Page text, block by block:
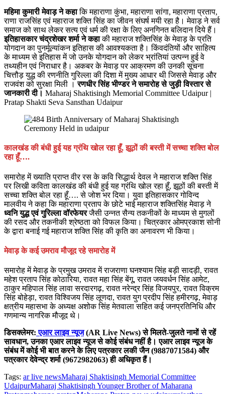
महिमा कुमारी मेवाड़ ने कहाकि महाराणा कुंभा, महाराणा सांगा, महाराणा प्रताप,
राणा राजसिंह एवं महाराज शक्ति सिंह का जीवन संघर्ष मयी रहा है। मेवाड़ ने सर्व
समाज को साथ लेकर सत्य एवं धर्म की रक्षा के लिए अनगिनत बलिदान दिये हैं।
इतिहासकार चंद्रशेखर शर्मा ने कहाकी महाराज शक्तिसिंह के मेवाड़ के प्रति
योगदान का पुनर्मूल्यांकन इतिहास की आवश्यकता है। किंवदंतियों और साहित्य
के माध्यम से इतिहास में जो उनके योगदान को लेकर भ्रांतियां उत्पन्न हुई वे
तथ्यहीन एवं निराधार है। अकबर के मेवाड़ पर आक्रमण की उनकी सूचना
चित्तौड़ युद्ध की रणनीति गुरिल्ला की दिशा में मुख्य आधार थी जिससे मेवाड़ और
राजवंश को सुरक्षा मिली ।रणधीर सिंह भीण्डर ने समारोह से जुड़ी विस्तार से
जानकारी दी। Maharaj Shaktisingh Memorial Committee Udaipur |
Pratap Shakti Seva Sansthan Udaipur
कालखंड की बंधी हुई यह ग्रंथि खोल रहा हूँ, झूठों की बस्ती में सच्चा शक्ति बोल
रहा हूँ….
समारोह में ख्याति प्राप्त वीर रस के कवि सिद्धार्थ देवल ने महाराज शक्ति सिंह
पर लिखी कविता कालखंड की बंधी हुई यह ग्रंथि खोल रहा हूँ, झूठों की बस्ती में
सच्चा शक्ति बोल रहा हूँ…. से जोश भर दिया। युवा इतिहासकार गोविन्द
मालवीय ने कहा कि महाराणा प्रताप के छोटे भाई महाराज शक्तिसिंह मेवाड़ ने
ध्वनि युद्ध एवं गुरिल्ला वॉरफेयरजैसी उन्नत सैन्य तकनीकों के माध्यम से मुगलों
की रसद और तकनीकी श्रेष्ठता को विफल किया। चित्रकार ओमप्रकाश सोनी
के द्वारा बनाई गई महाराज शक्ति सिंह की कृति का अनावरण भी किया।
मेवाड़ के कई उमराव मौजूद रहे समारोह में
समारोह में मेवाड़ के प्रमुख उमराव में राजराणा घनश्याम सिंह बड़ी सादड़ी, रावत
महेश प्रताप सिंह कोठारिया, रावत महा सिंह बेंगू, रावत जयवर्धन सिंह आमेट,
ठाकुर महिपाल सिंह लावा सरदारगढ़, रावत नरेन्द्र सिंह विजयपुर, रावत विक्रम
सिंह बोहेड़ा, रावत विश्विजय सिंह लूणदा, रावत युग प्रदीप सिंह हमीरगढ़, मेवाड़
क्षत्रीय महासभा के अध्यक्ष अशोक सिंह मेतवाला सहित कई जनप्रतिनिधि और
गणमान्य नागरिक मौजूद थे।
डिसक्लेमर: एआर लाइव न्यूज(AR Live News) से मिलते-जुलते नामों से रहें
सावधान, उनका एआर लाइव न्यूज से कोई संबंध नहीं है। एआर लाइव न्यूज के
संबंध में कोई भी बात करने के लिए पत्रकार लकी जैन (9887071584) और
पत्रकार देवेन्द्र शर्मा (9672982063) ही अधिकृत हैं।
Tags: ar live newsMaharaj Shaktisingh Memorial Committee
UdaipurMaharaj Shaktisingh Younger Brother of Maharana